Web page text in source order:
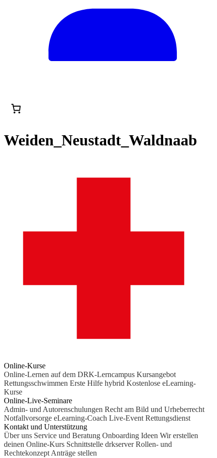
Weiden_Neustadt_Waldnaab
Online-Kurse
Online-Lernen auf dem DRK-Lerncampus Kursangebot
Rettungsschwimmen Erste Hilfe hybrid Kostenlose eLearning-
Kurse
Online-Live-Seminare
Admin- und Autorenschulungen Recht am Bild und Urheberrecht
Notfallvorsorge eLearning-Coach Live-Event Rettungsdienst
Kontakt und Unterstützung
Über uns Service und Beratung Onboarding Ideen Wir erstellen
deinen Online-Kurs Schnittstelle drkserver Rollen- und
Rechtekonzept Anträge stellen